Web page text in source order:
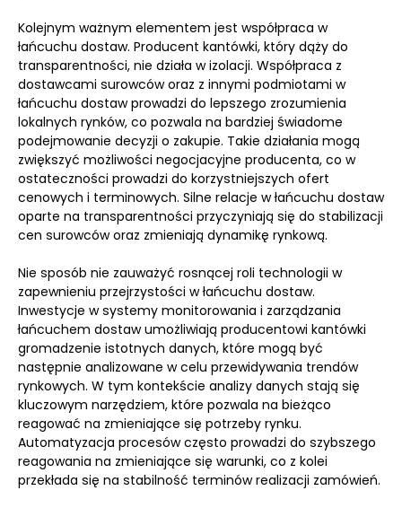
Kolejnym ważnym elementem jest współpraca w
łańcuchu dostaw. Producent kantówki, który dąży do
transparentności, nie działa w izolacji. Współpraca z
dostawcami surowców oraz z innymi podmiotami w
łańcuchu dostaw prowadzi do lepszego zrozumienia
lokalnych rynków, co pozwala na bardziej świadome
podejmowanie decyzji o zakupie. Takie działania mogą
zwiększyć możliwości negocjacyjne producenta, co w
ostateczności prowadzi do korzystniejszych ofert
cenowych i terminowych. Silne relacje w łańcuchu dostaw
oparte na transparentności przyczyniają się do stabilizacji
cen surowców oraz zmieniają dynamikę rynkową.
Nie sposób nie zauważyć rosnącej roli technologii w
zapewnieniu przejrzystości w łańcuchu dostaw.
Inwestycje w systemy monitorowania i zarządzania
łańcuchem dostaw umożliwiają producentowi kantówki
gromadzenie istotnych danych, które mogą być
następnie analizowane w celu przewidywania trendów
rynkowych. W tym kontekście analizy danych stają się
kluczowym narzędziem, które pozwala na bieżąco
reagować na zmieniające się potrzeby rynku.
Automatyzacja procesów często prowadzi do szybszego
reagowania na zmieniające się warunki, co z kolei
przekłada się na stabilność terminów realizacji zamówień.